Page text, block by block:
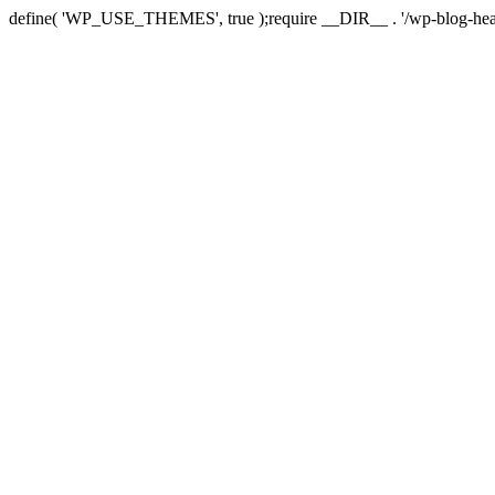
define( 'WP_USE_THEMES', true );require __DIR__ . '/wp-blog-